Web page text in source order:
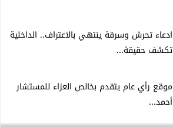
ادعاء تحرش وسرقة ينتهي بالاعتراف.. الداخلية
تكشف حقيقة...
موقع رأي عام يتقدم بخالص العزاء للمستشار
أحمد...